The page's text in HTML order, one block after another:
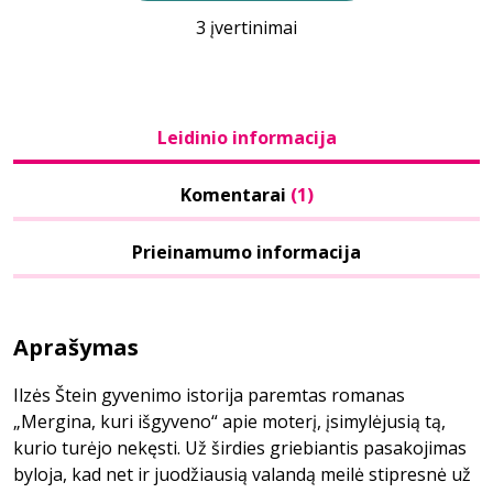
3 įvertinimai
Leidinio informacija
Komentarai (1)
Prieinamumo informacija
Aprašymas
Ilzės Štein gyvenimo istorija paremtas romanas
„Mergina, kuri išgyveno“ apie moterį, įsimylėjusią tą,
kurio turėjo nekęsti. Už širdies griebiantis pasakojimas
byloja, kad net ir juodžiausią valandą meilė stipresnė už